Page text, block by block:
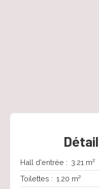
Détail
Hall d'entrée : 3.21 m²
Toilettes : 1.20 m²